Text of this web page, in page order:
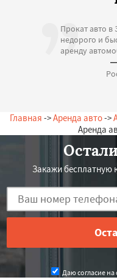
Прокат авто в
недорого и
аренду
Главная ->Аренда авто->
Аренда
Закажи бесплатную
Даю согласие